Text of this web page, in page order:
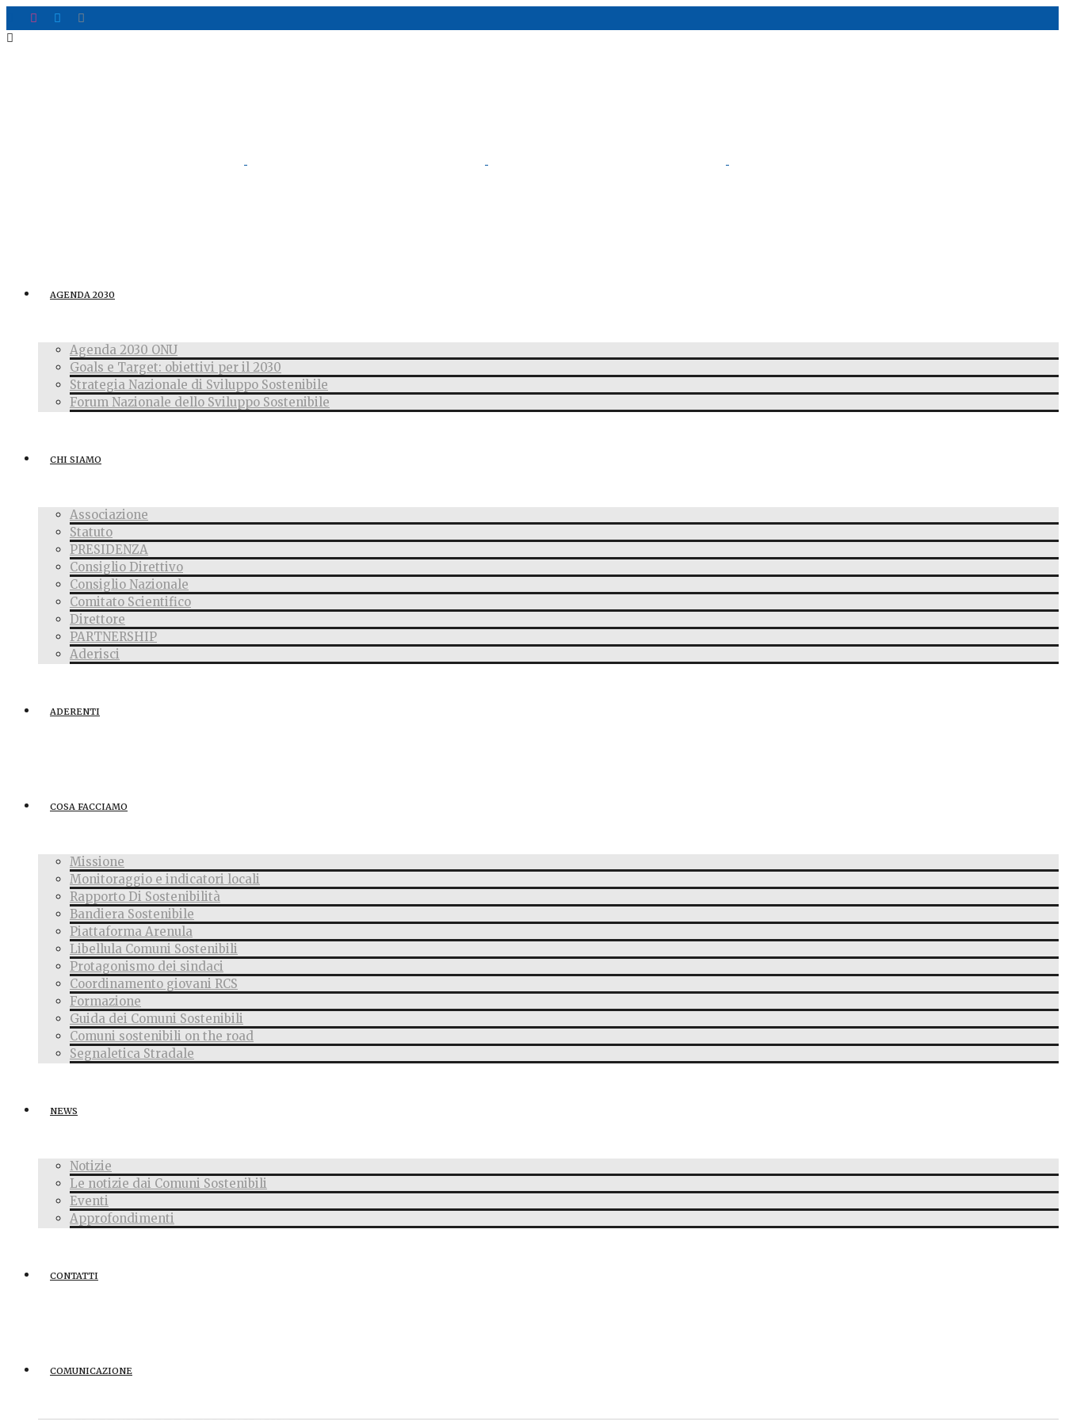
AGENDA 2030
Agenda 2030 ONU
Goals e Target: obiettivi per il 2030
Strategia Nazionale di Sviluppo Sostenibile
Forum Nazionale dello Sviluppo Sostenibile
CHI SIAMO
Associazione
Statuto
PRESIDENZA
Consiglio Direttivo
Consiglio Nazionale
Comitato Scientifico
Direttore
PARTNERSHIP
Aderisci
ADERENTI
COSA FACCIAMO
Missione
Monitoraggio e indicatori locali
Rapporto Di Sostenibilità
Bandiera Sostenibile
Piattaforma Arenula
Libellula Comuni Sostenibili
Protagonismo dei sindaci
Coordinamento giovani RCS
Formazione
Guida dei Comuni Sostenibili
Comuni sostenibili on the road
Segnaletica Stradale
NEWS
Notizie
Le notizie dai Comuni Sostenibili
Eventi
Approfondimenti
CONTATTI
COMUNICAZIONE